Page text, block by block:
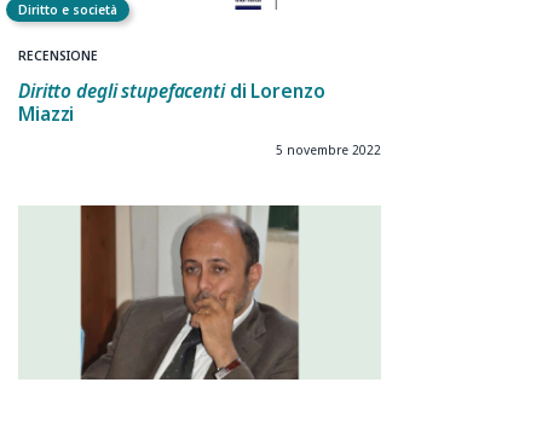
Diritto e società
RECENSIONE
Diritto degli stupefacentidi Lorenzo
Miazzi
5 novembre 2022